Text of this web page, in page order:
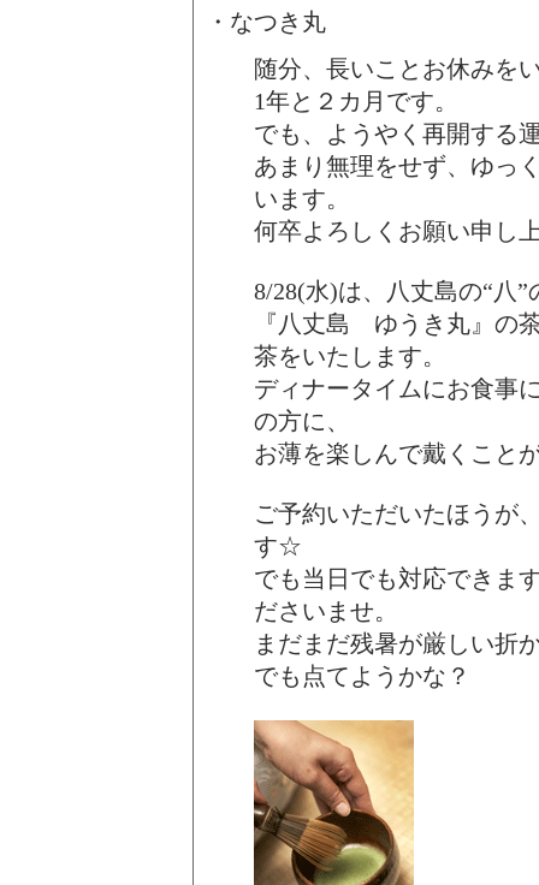
・なつき丸
随分、長いことお休みを
1年と２カ月です。
でも、ようやく再開する
あまり無理をせず、ゆっ
います。
何卒よろしくお願い申し
8/28(水)は、八丈島の“八
『八丈島 ゆうき丸』の
茶をいたします。
ディナータイムにお食事
の方に、
お薄を楽しんで戴くこと
ご予約いただいたほうが
す☆
でも当日でも対応できま
ださいませ。
まだまだ残暑が厳しい折
でも点てようかな？